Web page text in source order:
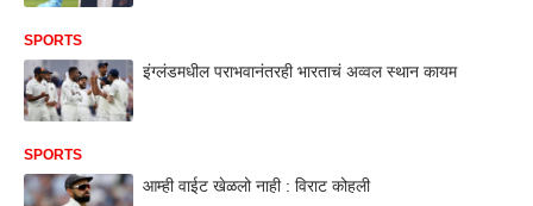
SPORTS
इंग्लंडमधील पराभवानंतरही भारताचं अव्वल स्थान कायम
SPORTS
आम्ही वाईट खेळलो नाही : विराट कोहली